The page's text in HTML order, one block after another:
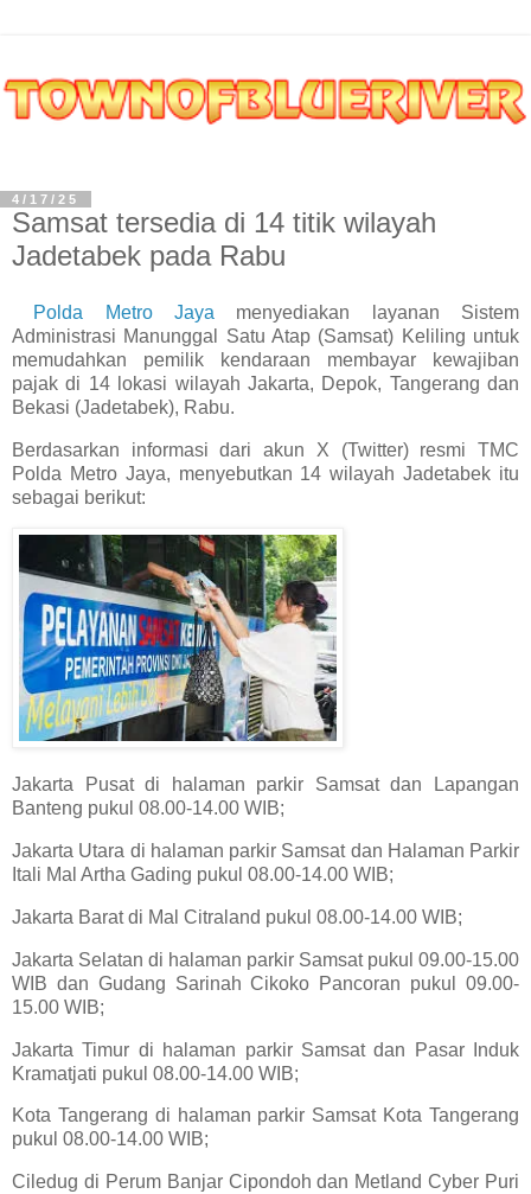
4/17/25
Samsat tersedia di 14 titik wilayah
Jadetabek pada Rabu
Polda Metro Jaya menyediakan layanan Sistem
Administrasi Manunggal Satu Atap (Samsat) Keliling untuk
memudahkan pemilik kendaraan membayar kewajiban
pajak di 14 lokasi wilayah Jakarta, Depok, Tangerang dan
Bekasi (Jadetabek), Rabu.
Berdasarkan informasi dari akun X (Twitter) resmi TMC
Polda Metro Jaya, menyebutkan 14 wilayah Jadetabek itu
sebagai berikut:
Jakarta Pusat di halaman parkir Samsat dan Lapangan
Banteng pukul 08.00-14.00 WIB;
Jakarta Utara di halaman parkir Samsat dan Halaman Parkir
Itali Mal Artha Gading pukul 08.00-14.00 WIB;
Jakarta Barat di Mal Citraland pukul 08.00-14.00 WIB;
Jakarta Selatan di halaman parkir Samsat pukul 09.00-15.00
WIB dan Gudang Sarinah Cikoko Pancoran pukul 09.00-
15.00 WIB;
Jakarta Timur di halaman parkir Samsat dan Pasar Induk
Kramatjati pukul 08.00-14.00 WIB;
Kota Tangerang di halaman parkir Samsat Kota Tangerang
pukul 08.00-14.00 WIB;
Ciledug di Perum Banjar Cipondoh dan Metland Cyber Puri